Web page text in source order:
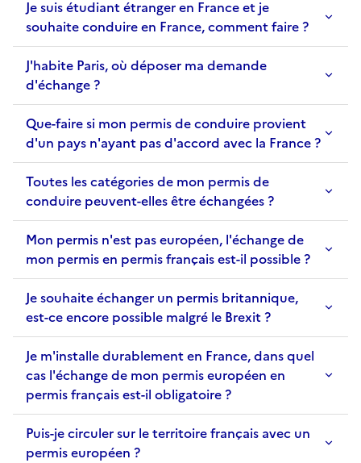
Je suis étudiant étranger en France et je
souhaite conduire en France, comment faire ?
J'habite Paris, où déposer ma demande
d'échange ?
Que-faire si mon permis de conduire provient
d'un pays n'ayant pas d'accord avec la France ?
Toutes les catégories de mon permis de
conduire peuvent-elles être échangées ?
Mon permis n'est pas européen, l'échange de
mon permis en permis français est-il possible ?
Je souhaite échanger un permis britannique,
est-ce encore possible malgré le Brexit ?
Je m'installe durablement en France, dans quel
cas l'échange de mon permis européen en
permis français est-il obligatoire ?
Puis-je circuler sur le territoire français avec un
permis européen ?